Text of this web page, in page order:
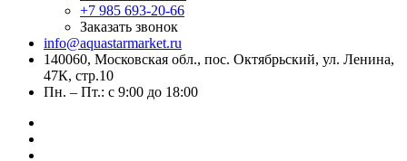
+7 985 693-20-66
Заказать звонок
info@aquastarmarket.ru
140060, Московская обл., пос. Октябрьский, ул. Ленина,
47К, стр.10
Пн. – Пт.: с 9:00 до 18:00